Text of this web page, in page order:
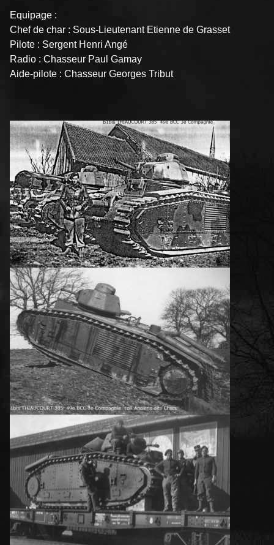
Equipage :
Chef de char : Sous-Lieutenant Etienne de Grasset
Pilote : Sergent Henri Angé
Radio : Chasseur Paul Gamay
Aide-pilote : Chasseur Georges Tribut